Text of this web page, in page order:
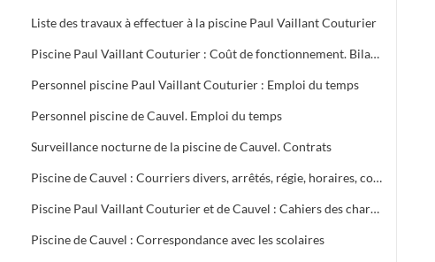
Liste des travaux à effectuer à la piscine Paul Vaillant Couturier
Piscine Paul Vaillant Couturier : Coût de fonctionnement. Bilan d'activité
Personnel piscine Paul Vaillant Couturier : Emploi du temps
Personnel piscine de Cauvel. Emploi du temps
Surveillance nocturne de la piscine de Cauvel. Contrats
Piscine de Cauvel : Courriers divers, arrêtés, régie, horaires, convention chèques loisirs temps libre, procès-verbal Commission de sécurité
Piscine Paul Vaillant Couturier et de Cauvel : Cahiers des charges signés par les clubs
Piscine de Cauvel : Correspondance avec les scolaires